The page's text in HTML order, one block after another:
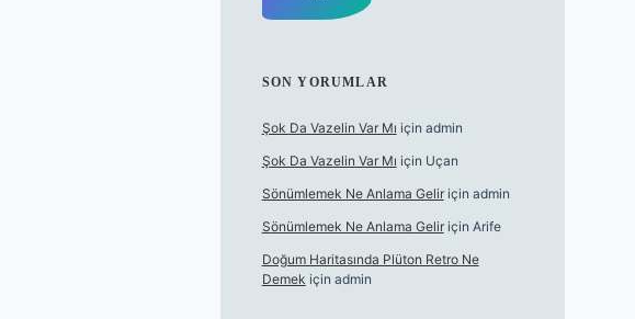
SON YORUMLAR
Şok Da Vazelin Var Mı için admin
Şok Da Vazelin Var Mı için Uçan
Sönümlemek Ne Anlama Geliriçin admin
Sönümlemek Ne Anlama Geliriçin Arife
Doğum Haritasında Plüton Retro Ne
Demek için admin